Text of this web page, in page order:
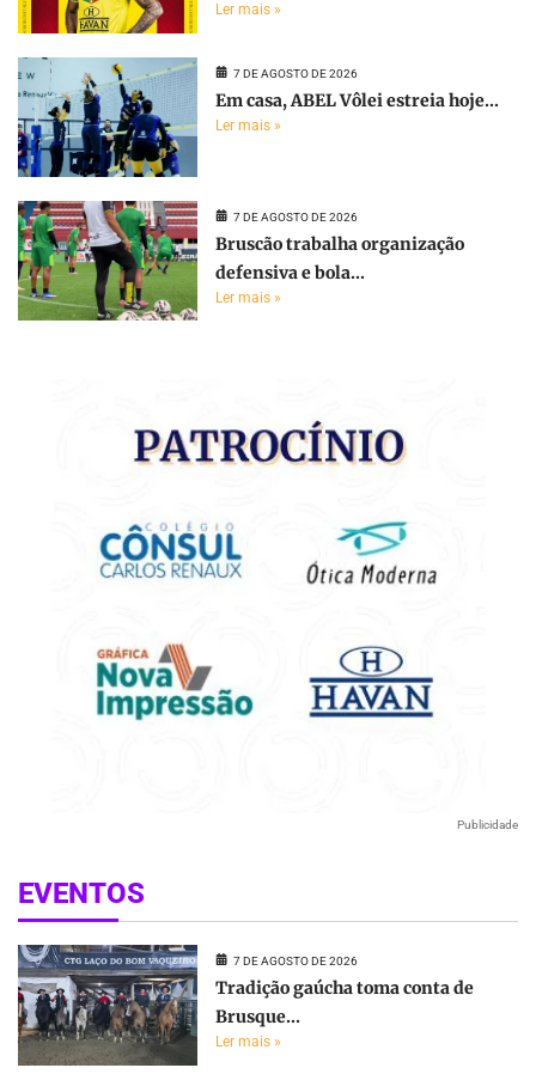
Ler mais »
7 DE AGOSTO DE 2026
Em casa, ABEL Vôlei estreia hoje...
Ler mais »
7 DE AGOSTO DE 2026
Bruscão trabalha organização
defensiva e bola...
Ler mais »
Publicidade
EVENTOS
7 DE AGOSTO DE 2026
Tradição gaúcha toma conta de
Brusque...
Ler mais »